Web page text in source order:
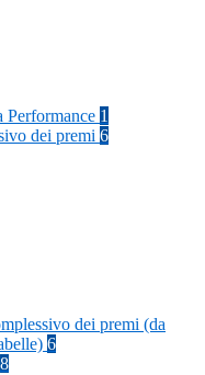
Performance 1
dei premi 6
dei premi (da
6
8